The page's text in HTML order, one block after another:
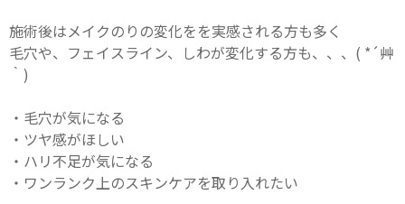
施術後はメイクのりの変化をを実感される方も多く
毛穴や、フェイスライン、しわが変化する方も、、、( *´艸
｀)
・毛穴が気になる
・ツヤ感がほしい
・ハリ不足が気になる
・ワンランク上のスキンケアを取り入れたい